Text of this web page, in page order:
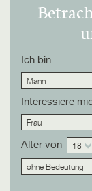
Ich bin
Mann
Interessiere
Frau
Alter von 18
ohne Bedeutung